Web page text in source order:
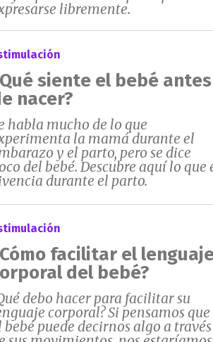
libremente.
siente el bebé antes
nacer?
habla mucho de lo que
la mamá durante el
y el parto, pero se dice
del bebé. Descubre aquí lo que
durante el parto.
facilitar el
del bebé?
debo hacer para facilitar su
corporal? Si pensamos que
bebé puede decirnos algo a través